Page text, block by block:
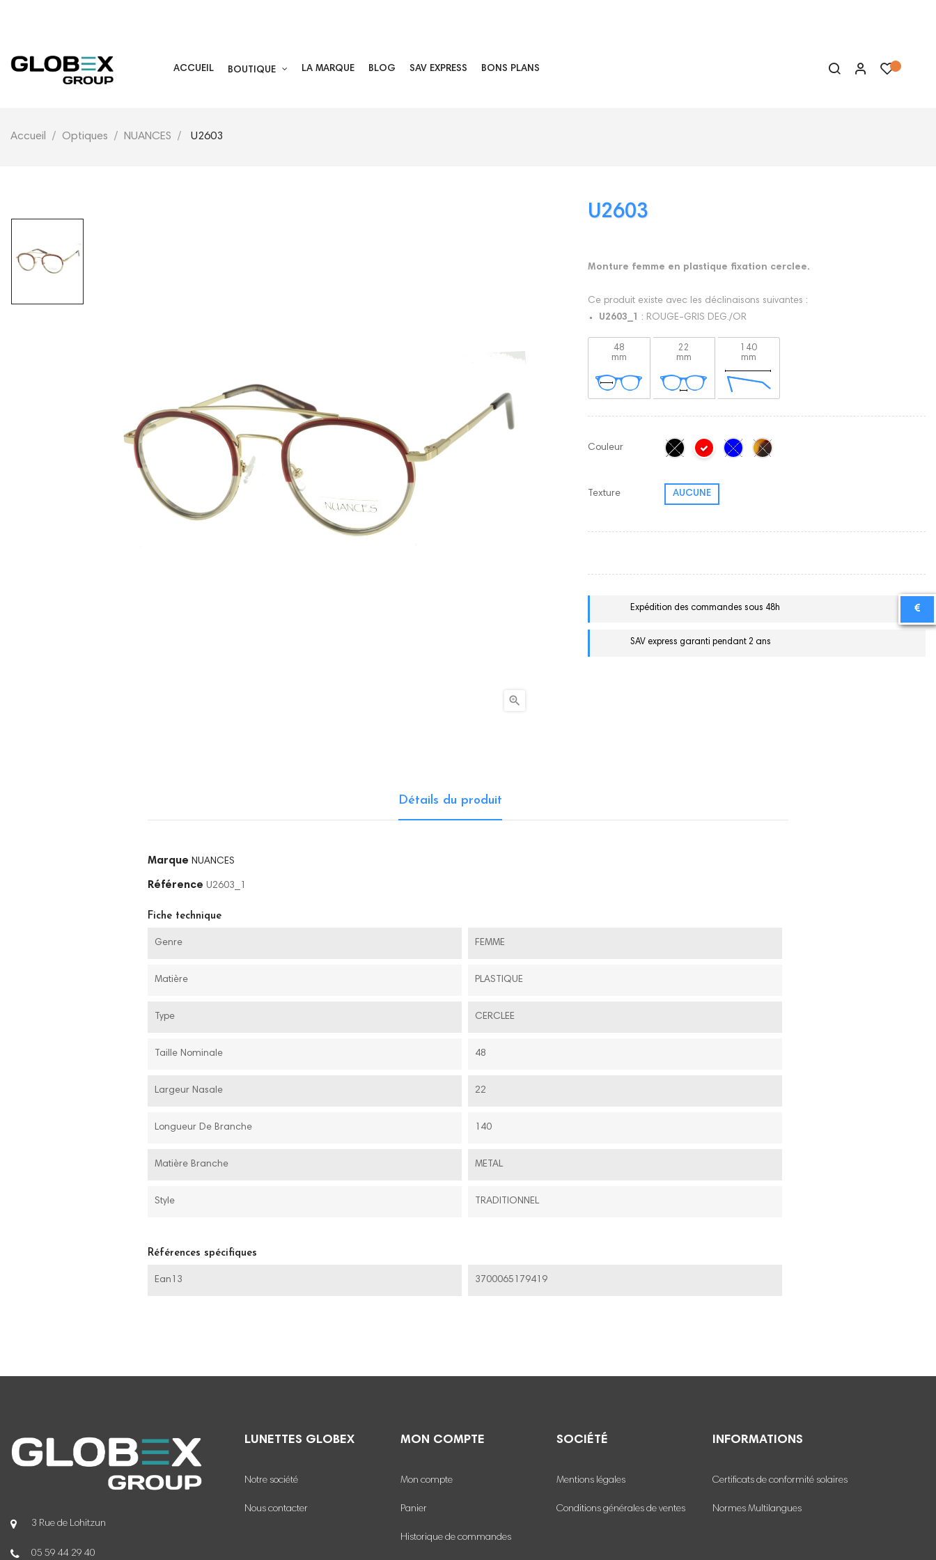
ACCUEIL BOUTIQUE LA MARQUE BLOG SAV EXPRESS BONS PLANS
Accueil Optiques NUANCES U2603

U2603
Monture femme en plastique fixation cerclee.
Ce produit existe avec les déclinaisons suivantes :
U2603_1 : ROUGE-GRIS DEG./OR
48
mm
22
mm
140
mm
Couleur
Texture AUCUNE
Expédition des commandes sous 48h
SAV express garanti pendant 2 ans
Détails du produit
Marque NUANCES
Référence U2603_1
Fiche technique
Genre FEMME
Matière PLASTIQUE
Type CERCLEE
Taille Nominale 48
Largeur Nasale 22
Longueur De Branche 140
Matière Branche METAL
Style TRADITIONNEL
Références spécifiques
Ean13 3700065179419
3 Rue de Lohitzun
05 59 44 29 40
LUNETTES GLOBEX
Notre société
Nous contacter
MON COMPTE
Mon compte
Panier
Historique de commandes
SOCIÉTÉ
Mentions légales
Conditions générales de ventes
INFORMATIONS
Certificats de conformité solaires
Normes Multilangues